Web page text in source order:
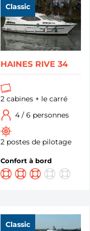
Classic
HAINES RIVE 34
2 cabines + le carré
4 / 6 personnes
2 postes de pilotage
Confort à bord
Classic